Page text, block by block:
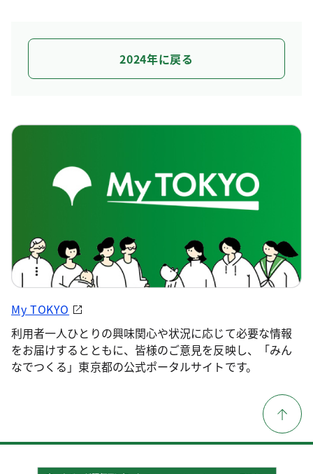
2024年に戻る
My TOKYO
利用者一人ひとりの興味関心や状況に応じて必要な情報
をお届けするとともに、皆様のご意見を反映し、「みん
なでつくる」東京都の公式ポータルサイトです。